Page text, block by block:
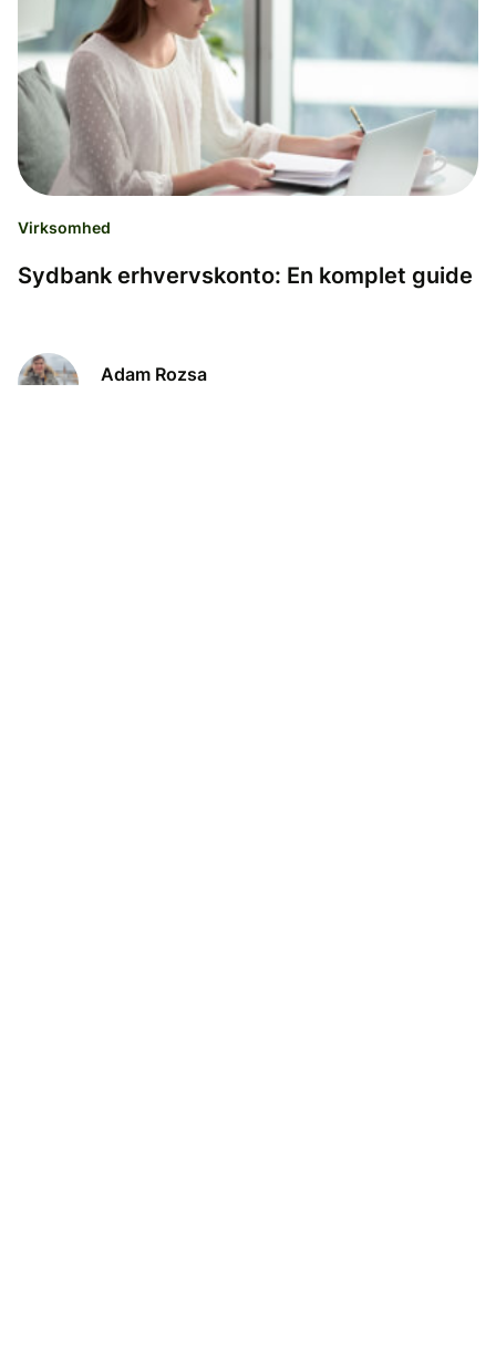
Virksomhed
Sydbank erhvervskonto: En komplet guide
Adam Rozsa